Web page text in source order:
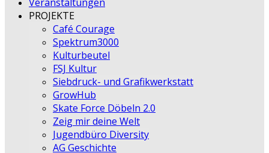
PROJEKTE
Café Courage
Spektrum3000
Kulturbeutel
FSJ Kultur
Siebdruck- und Grafikwerkstatt
GrowHub
Skate Force Döbeln 2.0
Zeig mir deine Welt
Jugendbüro Diversity
AG Geschichte